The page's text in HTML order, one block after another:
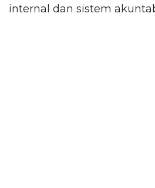
internal dan sistem